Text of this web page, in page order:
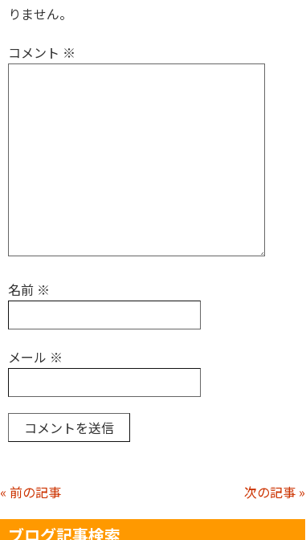
りません。
コメント ※
名前 ※
メール ※
« 前の記事 次の記事 »
ブログ記事検索